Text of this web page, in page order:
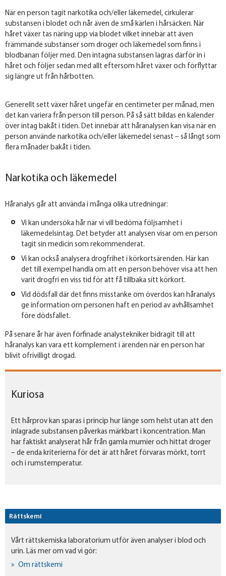
När en person tagit narkotika och/eller läkemedel, cirkulerar
substansen i blodet och når även de små kärlen i hårsäcken. När
håret växer tas näring upp via blodet vilket innebär att även
främmande substanser som droger och läkemedel som finns i
blodbanan följer med. Den intagna substansen lagras därför in i
håret och följer sedan med allt eftersom håret växer och förflyttar
sig längre ut från hårbotten.
Generellt sett växer håret ungefär en centimeter per månad, men
det kan variera från person till person. På så sätt bildas en kalender
över intag bakåt i tiden. Det innebär att håranalysen kan visa när en
person använde narkotika och/eller läkemedel senast – så långt som
flera månader bakåt i tiden.
Narkotika och läkemedel
Håranalys går att använda i många olika utredningar:
Vi kan undersöka hår när vi vill bedöma följsamhet i
läkemedelsintag. Det betyder att analysen visar om en person
tagit sin medicin som rekommenderat.
Vi kan också analysera drogfrihet i körkortsärenden. Här kan
det till exempel handla om att en person behöver visa att hen
varit drogfri en viss tid för att få tillbaka sitt körkort.
Vid dödsfall där det finns misstanke om överdos kan håranalys
ge information om personen haft en period av avhållsamhet
före dödsfallet.
På senare år har även förfinade analystekniker bidragit till att
håranalys kan vara ett komplement i ärenden när en person har
blivit ofrivilligt drogad.
Kuriosa
Ett hårprov kan sparas i princip hur länge som helst utan att den
inlagrade substansen påverkas märkbart i koncentration. Man
har faktiskt analyserat hår från gamla mumier och hittat droger
– de enda kriterierna för det är att håret förvaras mörkt, torrt
och i rumstemperatur.
Rättskemi
Vårt rättskemiska laboratorium utför även analyser i blod och
urin. Läs mer om vad vi gör:
Om rättskemi